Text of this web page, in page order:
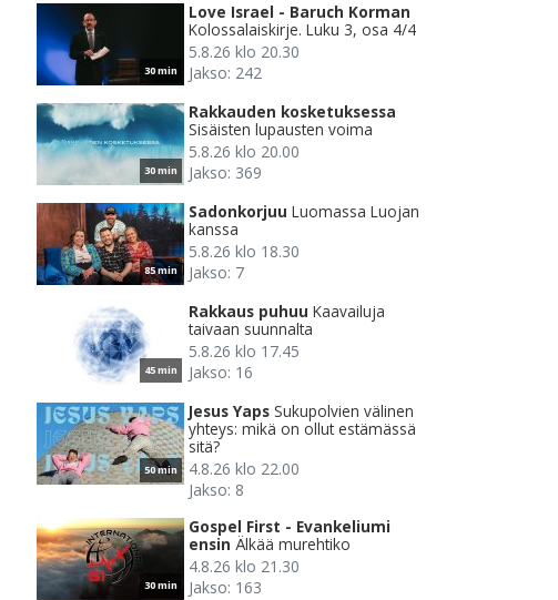
30 min
Love Israel - Baruch Korman
Kolossalaiskirje. Luku 3, osa 4/4
5.8.26 klo 20.30
Jakso: 242
30 min
Rakkauden kosketuksessa
Sisäisten lupausten voima
5.8.26 klo 20.00
Jakso: 369
85 min
Sadonkorjuu Luomassa Luojan
kanssa
5.8.26 klo 18.30
Jakso: 7
45 min
Rakkaus puhuu Kaavailuja
taivaan suunnalta
5.8.26 klo 17.45
Jakso: 16
50 min
Jesus Yaps Sukupolvien välinen
yhteys: mikä on ollut estämässä
sitä?
4.8.26 klo 22.00
Jakso: 8
30 min
Gospel First - Evankeliumi
ensin Älkää murehtiko
4.8.26 klo 21.30
Jakso: 163